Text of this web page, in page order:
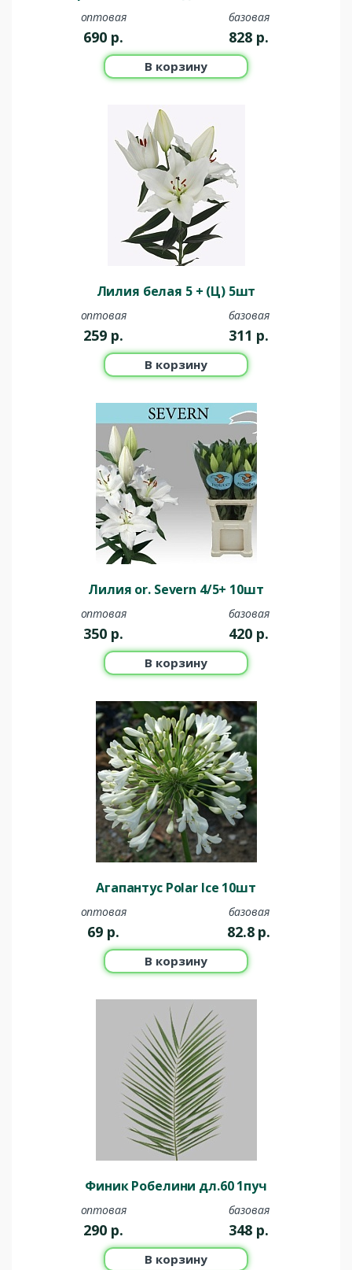
оптовая
690 р.
базовая
828 р.
В корзину
Лилия белая 5 + (Ц) 5шт
оптовая
259 р.
базовая
311 р.
В корзину
Лилия or. Severn 4/5+ 10шт
оптовая
350 р.
базовая
420 р.
В корзину
Агапантус Polar Ice 10шт
оптовая
69 р.
базовая
82.8 р.
В корзину
Финик Робелини дл.60 1пуч
оптовая
290 р.
базовая
348 р.
В корзину